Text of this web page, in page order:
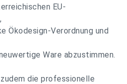
EU-
Ökodesign-Verordnung und
Ware abzustimmen.
die professionelle